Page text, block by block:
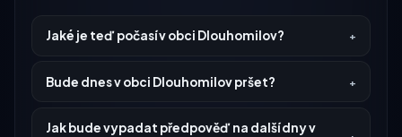
Jaké je teď počasí v obci Dlouhomilov?
Bude dnes v obci Dlouhomilov pršet?
Jak bude vypadat předpověď na další dny v